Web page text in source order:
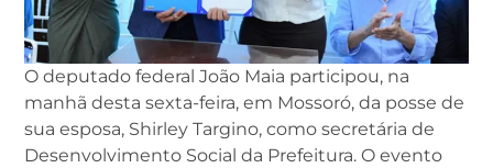
O deputado federal João Maia participou, na
manhã desta sexta-feira, em Mossoró, da posse de
sua esposa, Shirley Targino, como secretária de
Desenvolvimento Social da Prefeitura. O evento